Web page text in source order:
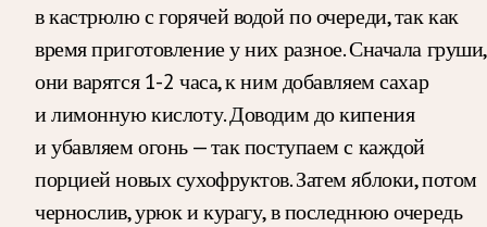
в кастрюлю с горячей водой по очереди, так как
время приготовление у них разное. Сначала груши,
они варятся 1-2 часа, к ним добавляем сахар
и лимонную кислоту. Доводим до кипения
и убавляем огонь — так поступаем с каждой
порцией новых сухофруктов. Затем яблоки, потом
чернослив, урюк и курагу, в последнюю очередь